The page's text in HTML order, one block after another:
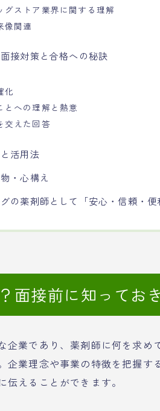
グストア業界に関する理解
像関連
接対策と合格への秘訣
化
とへの理解と熱意
交えた回答
活用法
・心構え
の薬剤師として「安心・信頼・便
面接前に知ってお
企業であり、薬剤師に何を求め
企業理念や事業の特徴を把握す
えることができます。